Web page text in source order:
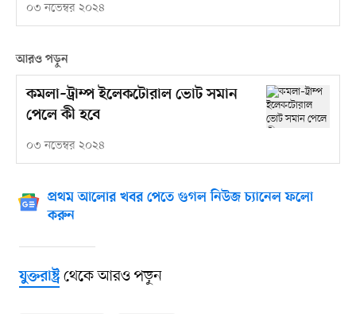
০৩ নভেম্বর ২০২৪
আরও পড়ুন
কমলা–ট্রাম্প ইলেকটোরাল ভোট সমান
পেলে কী হবে
০৩ নভেম্বর ২০২৪
প্রথম আলোর খবর পেতে গুগল নিউজ চ্যানেল ফলো
করুন
যুক্তরাষ্ট্রথেকে আরও পড়ুন